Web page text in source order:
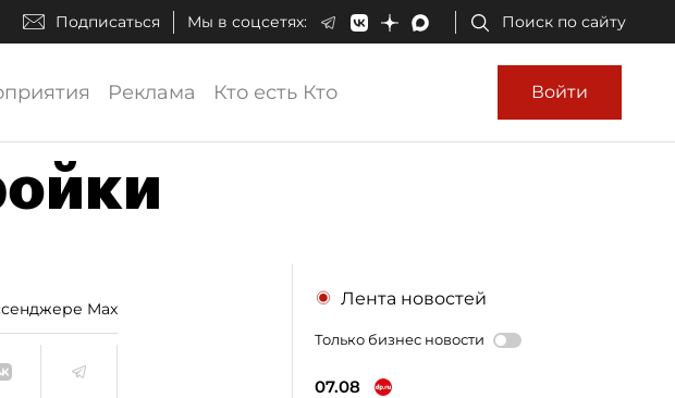
Подписаться Мы в соцсетях: Поиск по сайту
Реклама Кто есть Кто Войти
Max Лента новостей
Только бизнес новости
07.08